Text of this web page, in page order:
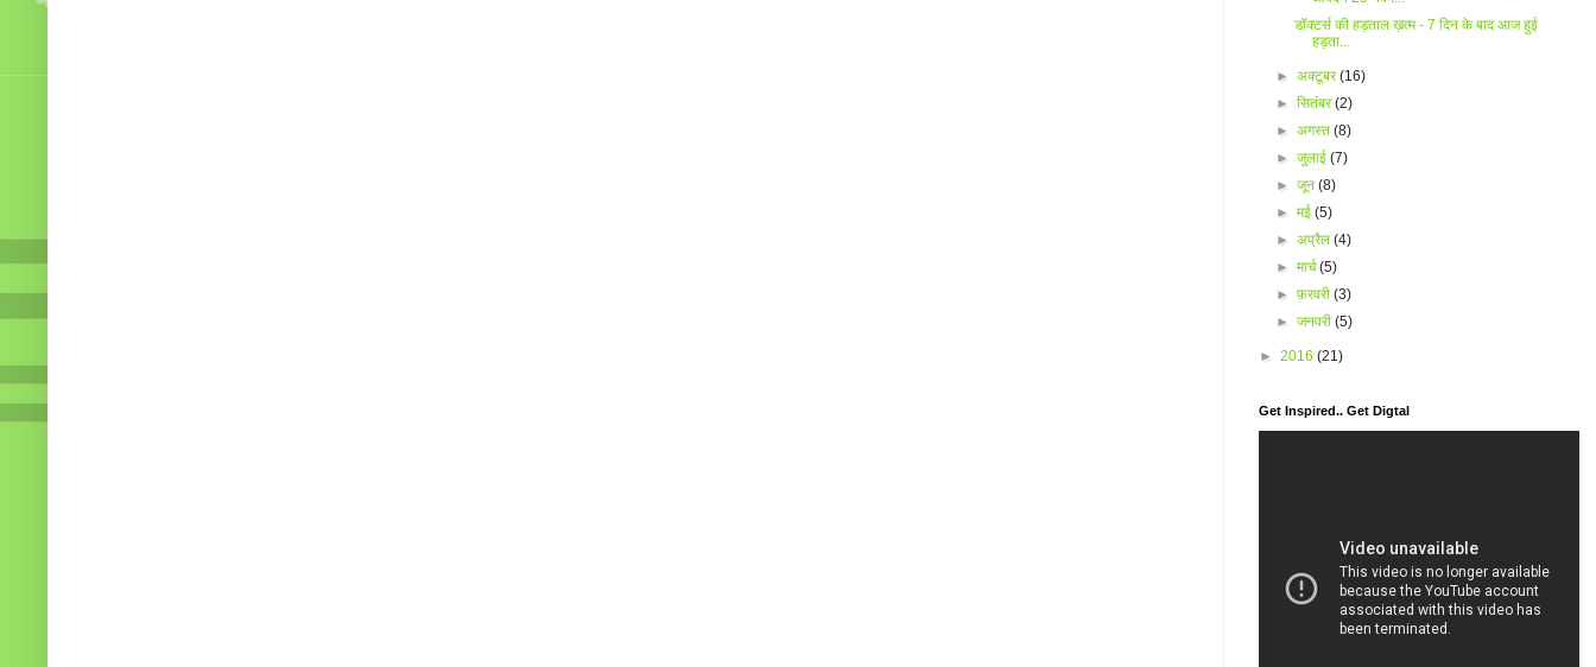
डॉक्टर्स की हड़ताल ख़त्म - 7 दिन के बाद आज हुई
हड़ता...
►अक्टूबर(16)
►सितंबर(2)
►अगस्त(8)
►जुलाई(7)
►जून(8)
►मई(5)
►अप्रैल(4)
►मार्च(5)
►फ़रवरी(3)
►जनवरी(5)
► 2016 (21)
Get Inspired.. Get Digtal